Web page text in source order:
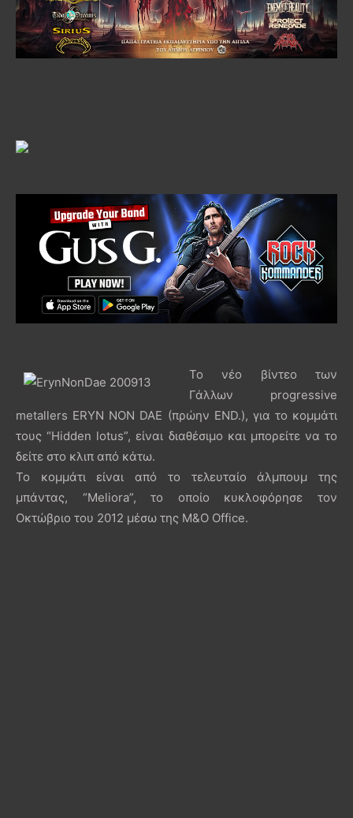
Το νέο βίντεο των
Γάλλων progressive
metallers ERYN NON DAE (πρώην END.), για το κομμάτι
τους “Hidden lotus”, είναι διαθέσιμο και μπορείτε να το
δείτε στο κλιπ από κάτω.
Το κομμάτι είναι από το τελευταίο άλμπουμ της
μπάντας, “Meliora”, το οποίο κυκλοφόρησε τον
Οκτώβριο του 2012 μέσω της M&O Office.